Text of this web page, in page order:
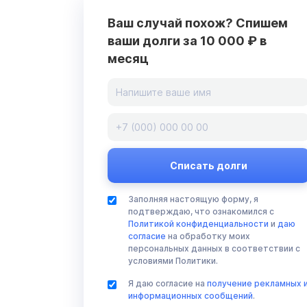
Ваш случай похож? Спишем
ваши долги за 10 000 ₽ в
месяц
Заполняя настоящую форму, я
подтверждаю, что ознакомился с
Политикой конфиденциальности и даю
согласие на обработку моих
персональных данных в соответствии с
условиями Политики.
Я даю согласие на получение рекламных
информационных сообщений.